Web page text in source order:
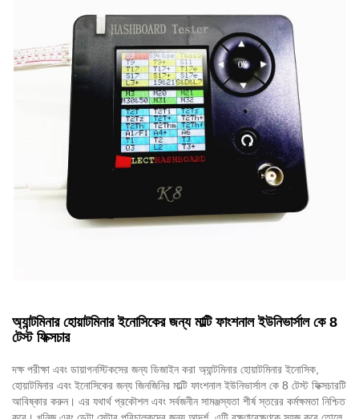
অ্যান্টমিনার হোয়াটমিনার ইনোসিকের জন্য মাল্টি ফাংশনাল ইউনিভার্সাল কে 8
টেস্ট ফিক্সচার
দক্ষ পরীক্ষা এবং ডায়াগনস্টিকসের জন্য ডিজাইন করা অ্যান্টমিনার হোয়াটমিনার ইনোসিক,
হোয়াটমিনার এবং ইনোসিকের জন্য জিনজিনির মাল্টি ফাংশনাল ইউনিভার্সাল কে 8 টেস্ট ফিক্সচারটি
আবিষ্কার করুন। এর যথার্থ প্রকৌশল এবং সর্বজনীন সামঞ্জস্যতা শীর্ষ স্তরের কর্মক্ষমতা নিশ্চিত